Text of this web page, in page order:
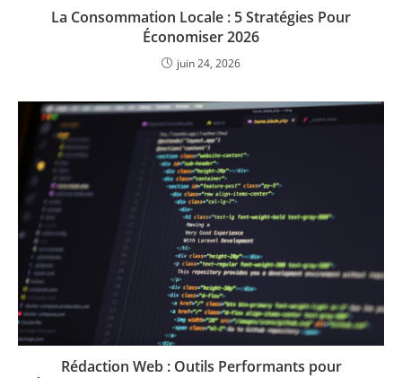
La Consommation Locale : 5 Stratégies Pour
Économiser 2026
juin 24, 2026
Rédaction Web : Outils Performants pour